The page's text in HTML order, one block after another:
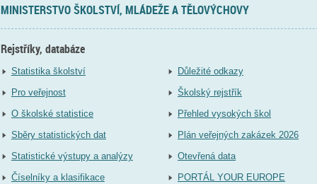
MINISTERSTVO ŠKOLSTVÍ, MLÁDEŽE A TĚLOVÝCHOVY
Rejstříky, databáze
Statistika školství
Pro veřejnost
O školské statistice
Sběry statistických dat
Statistické výstupy a analýzy
Číselníky a klasifikace
Důležité odkazy
Školský rejstřík
Přehled vysokých škol
Plán veřejných zakázek 2026
Otevřená data
PORTÁL YOUR EUROPE